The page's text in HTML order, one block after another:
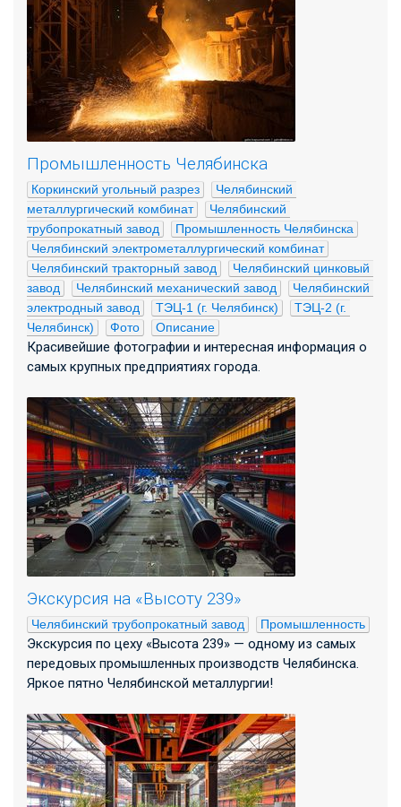
Промышленность Челябинска
Коркинский угольный разрез
Челябинский
металлургический комбинат
Челябинский
трубопрокатный завод
Промышленность Челябинска
Челябинский электрометаллургический комбинат
Челябинский тракторный завод
Челябинский цинковый
завод
Челябинский механический завод
Челябинский
электродный завод
ТЭЦ-1 (г. Челябинск)
ТЭЦ-2 (г.
Челябинск)
Фото Описание
Красивейшие фотографии и интересная информация о
самых крупных предприятиях города.
Экскурсия на «Высоту 239»
Челябинский трубопрокатный завод Промышленность
Экскурсия по цеху «Высота 239» — одному из самых
передовых промышленных производств Челябинска.
Яркое пятно Челябинской металлургии!